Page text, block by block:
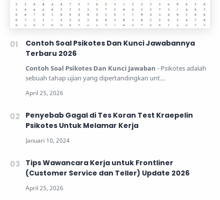
Contoh Soal Psikotes Dan Kunci Jawabannya
Terbaru 2026
Contoh Soal Psikotes Dan Kunci Jawaban - Psikotes adalah
sebuah tahap ujian yang dipertandingkan unt…
Penyebab Gagal di Tes Koran Test Kraepelin
Psikotes Untuk Melamar Kerja
Tips Wawancara Kerja untuk Frontliner
(Customer Service dan Teller) Update 2026